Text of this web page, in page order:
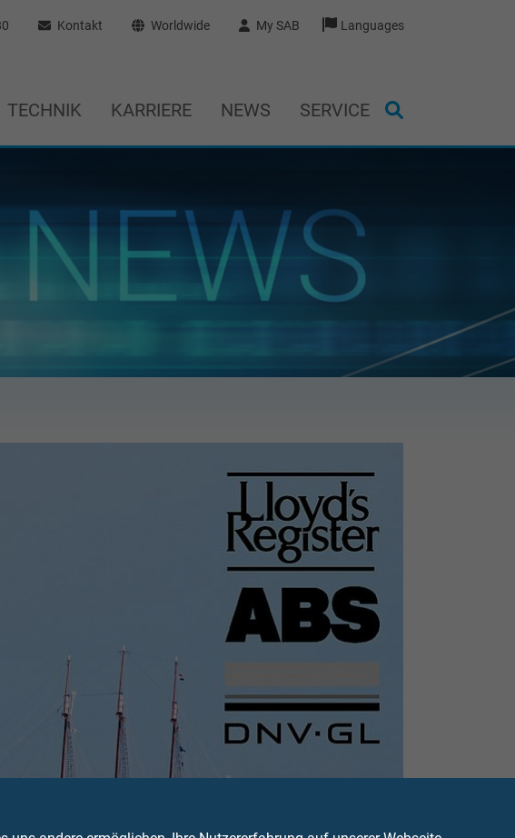
Kontakt Worldwide My SAB Languages
TECHNIK KARRIERE NEWS SERVICE